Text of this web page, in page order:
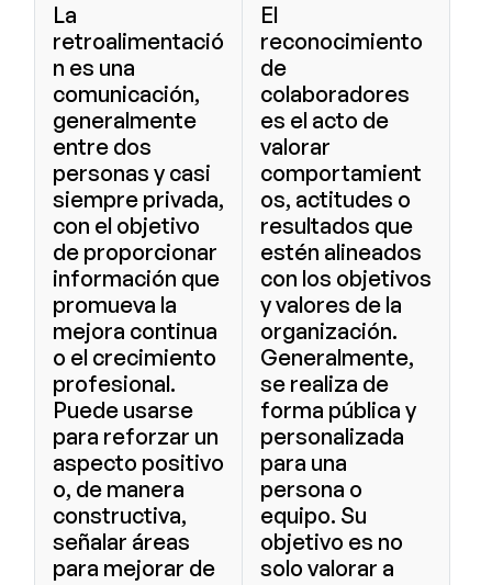
La
retroalimentació
n es una
comunicación,
generalmente
entre dos
personas y casi
siempre privada,
con el objetivo
de proporcionar
información que
promueva la
mejora continua
o el crecimiento
profesional.
Puede usarse
para reforzar un
aspecto positivo
o, de manera
constructiva,
señalar áreas
para mejorar de
El
reconocimiento
de
colaboradores
es el acto de
valorar
comportamient
os, actitudes o
resultados que
estén alineados
con los objetivos
y valores de la
organización.
Generalmente,
se realiza de
forma pública y
personalizada
para una
persona o
equipo. Su
objetivo es no
solo valorar a